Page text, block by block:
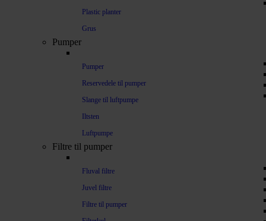
Plastic planter
Grus
Pumper
Pumper
Reservedele til pumper
Slange til luftpumpe
Iltsten
Luftpumpe
Filtre til pumper
Fluval filtre
Juvel filtre
Filtre til pumper